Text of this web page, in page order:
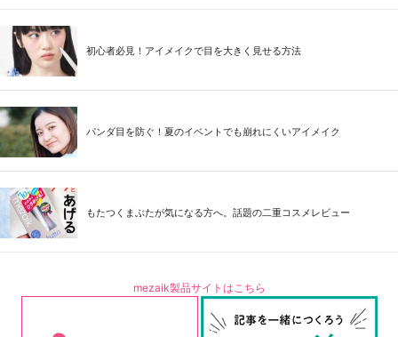
初心者必見！アイメイクで目を大きく見せる方法
パンダ目を防ぐ！夏のイベントでも崩れにくいアイメイク
もたつくまぶたが気になる方へ。話題の二重コスメレビュー
mezaik製品サイトはこちら